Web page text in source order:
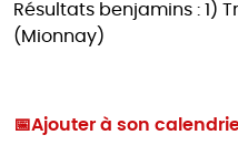
Résultats benjamins : 1)
(Mionnay)
📅Ajouter à son